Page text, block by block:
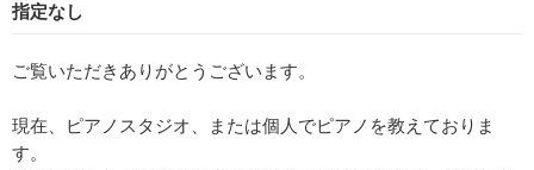
指定なし
ご覧いただきありがとうございます。
現在、ピアノスタジオ、または個人でピアノを教えておりま
す。